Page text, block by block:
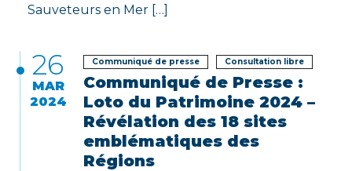
Sauveteurs en Mer […]
26
MAR
2024
Communiqué de presse Consultation libre
Communiqué de Presse :
Loto du Patrimoine 2024 –
Révélation des 18 sites
emblématiques des
Régions